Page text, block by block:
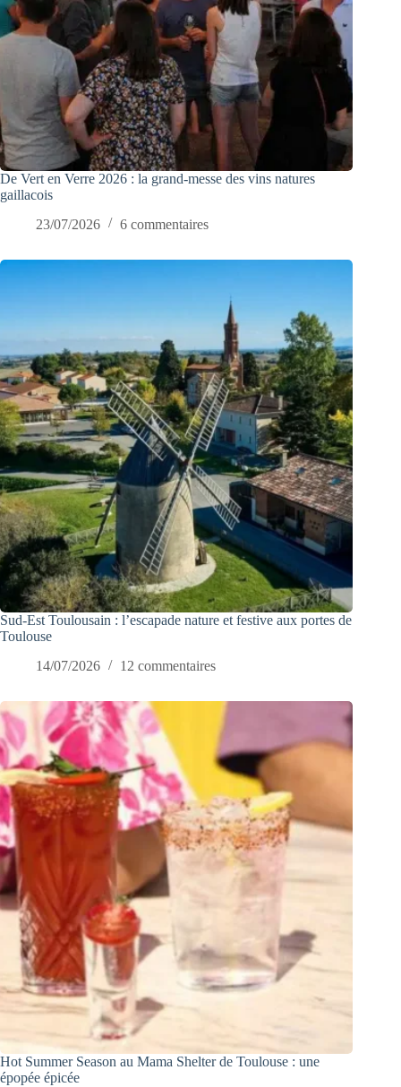
De Vert en Verre 2026 : la grand-messe des vins natures
gaillacois
23/07/2026
6 commentaires
Sud-Est Toulousain : l’escapade nature et festive aux portes de
Toulouse
14/07/2026
12 commentaires
Hot Summer Season au Mama Shelter de Toulouse : une
épopée épicée